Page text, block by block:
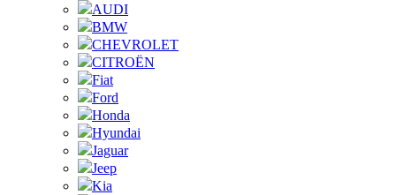
AUDI
BMW
CHEVROLET
CITROËN
Fiat
Ford
Honda
Hyundai
Jaguar
Jeep
Kia